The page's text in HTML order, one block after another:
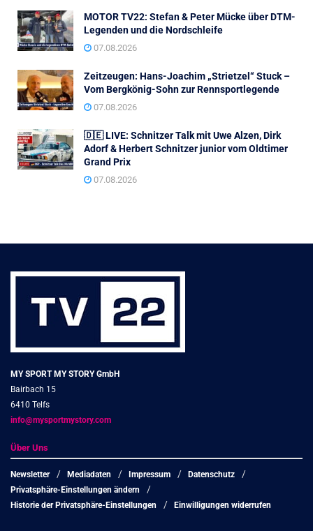
MOTOR TV22: Stefan & Peter Mücke über DTM-
Legenden und die Nordschleife
07.08.2026
Zeitzeugen: Hans-Joachim „Strietzel“ Stuck –
Vom Bergkönig-Sohn zur Rennsportlegende
07.08.2026
🇩🇪 LIVE: Schnitzer Talk mit Uwe Alzen, Dirk
Adorf & Herbert Schnitzer junior vom Oldtimer
Grand Prix
07.08.2026
MY SPORT MY STORY GmbH
Bairbach 15
6410 Telfs
info@mysportmystory.com
Über Uns
Newsletter Mediadaten Impressum
Datenschutz
Privatsphäre-Einstellungen ändern
Historie der Privatsphäre-Einstellungen
Einwilligungen widerrufen